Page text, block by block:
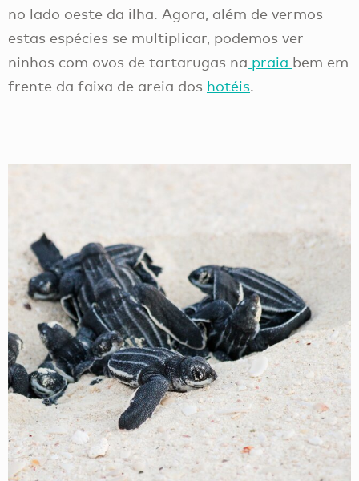
no lado oeste da ilha. Agora, além de vermos
estas espécies se multiplicar, podemos ver
ninhos com ovos de tartarugas na praia bem em
frente da faixa de areia dos hotéis.